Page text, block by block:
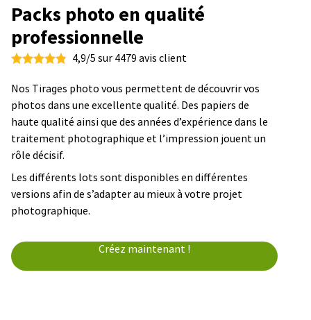
Packs photo en qualité
professionnelle
4,9/5 sur 4479 avis client
Nos Tirages photo vous permettent de découvrir vos
photos dans une excellente qualité. Des papiers de
haute qualité ainsi que des années d’expérience dans le
traitement photographique et l’impression jouent un
rôle décisif.
Les différents lots sont disponibles en différentes
versions afin de s’adapter au mieux à votre projet
photographique.
Créez maintenant !